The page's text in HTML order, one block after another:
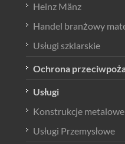
Heinz Mänz
Handel branżowy
Usługi szklarskie
Ochrona
Usługi
Konstrukcje metalowe
Usługi Przemysłowe